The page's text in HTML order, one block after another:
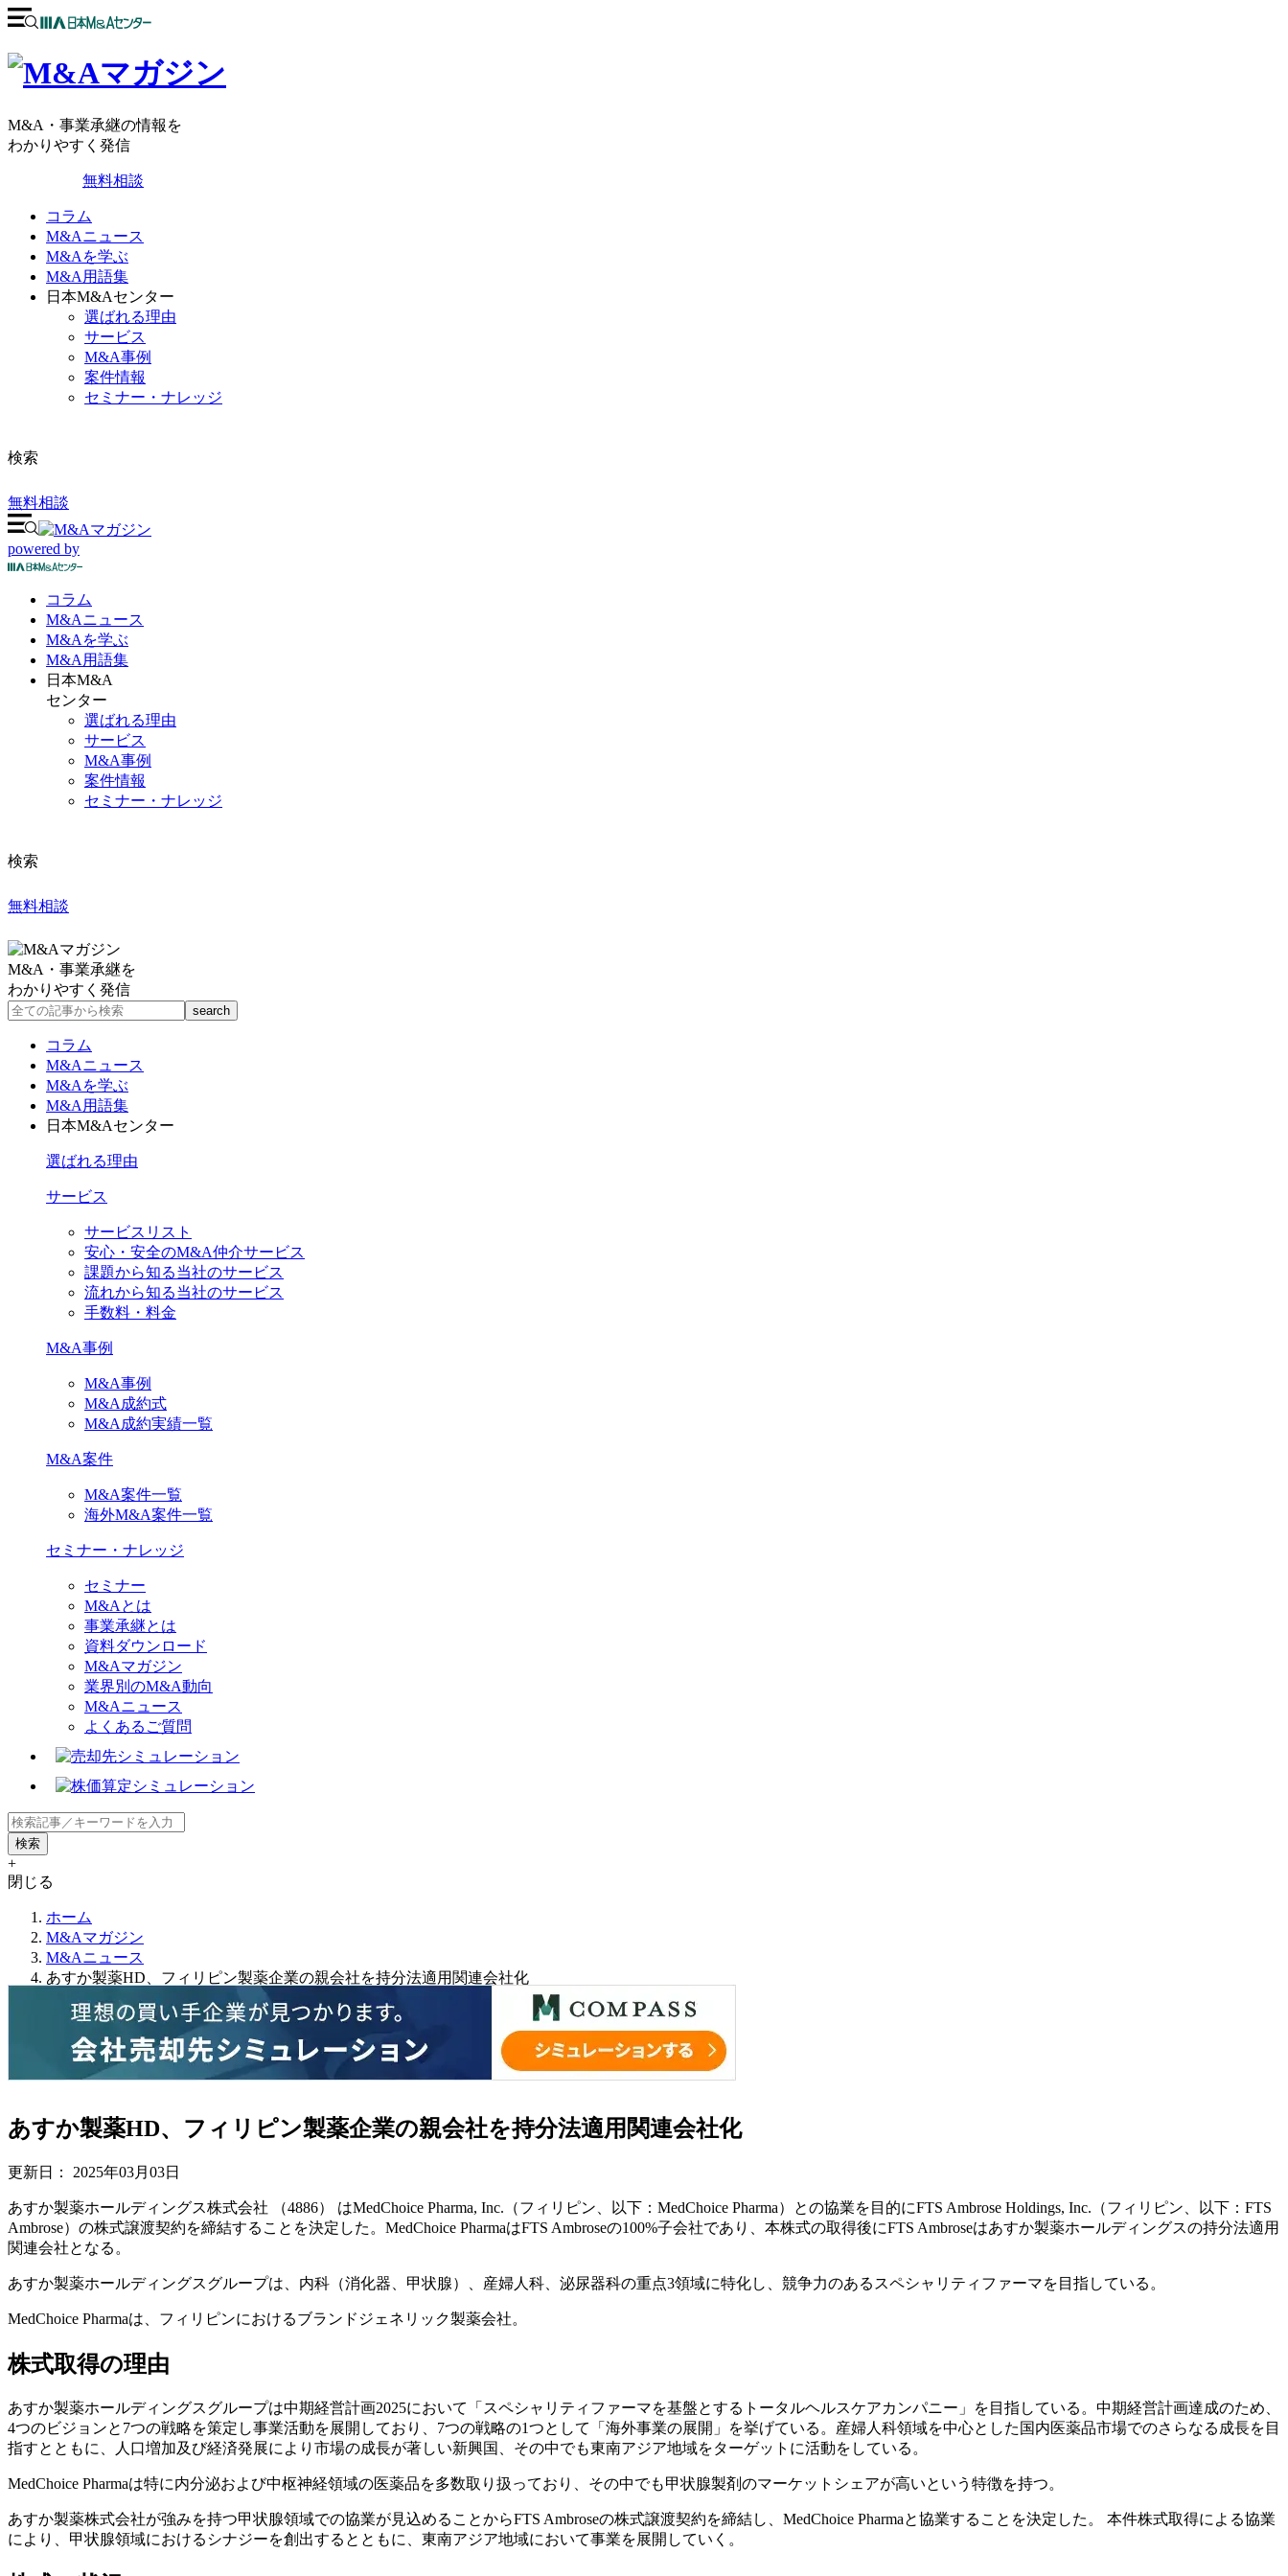
M&A・事業承継の情報を
わかりやすく発信
無料相談
コラム
M&Aニュース
M&Aを学ぶ
M&A用語集
日本M&Aセンター
選ばれる理由
サービス
M&A事例
案件情報
セミナー・ナレッジ
検索
無料相談
powered by
コラム
M&Aニュース
M&Aを学ぶ
M&A 用語集
日本M&A
センター
選ばれる理由
サービス
M&A事例
案件情報
セミナー・ナレッジ
検索
無料相談
M&A・事業承継を
わかりやすく発信
コラム
M&Aニュース
M&Aを学ぶ
M&A用語集
日本M&Aセンター
選ばれる理由
サービス
サービスリスト
安心・安全のM&A仲介サービス
課題から知る当社のサービス
流れから知る当社のサービス
手数料・料金
M&A事例
M&A事例
M&A成約式
M&A成約実績一覧
M&A案件
M&A案件一覧
海外M&A案件一覧
セミナー・ナレッジ
セミナー
M&Aとは
事業承継とは
資料ダウンロード
M&Aマガジン
業界別のM&A動向
M&Aニュース
よくあるご質問
+
閉じる
ホーム
M&Aマガジン
M&Aニュース
あすか製薬HD、フィリピン製薬企業の親会社を持分法適用関連会社化
あすか製薬HD、フィリピン製薬企業の親会社を持分法適用関連会社化
更新日： 2025年03月03日
あすか製薬ホールディングス株式会社 （4886） はMedChoice Pharma, Inc.（フィリピン、以下：MedChoice Pharma）との協業を目的にFTS Ambrose Holdings, Inc.（フィリピン、以下：FTS
Ambrose）の株式譲渡契約を締結することを決定した。MedChoice PharmaはFTS Ambroseの100%子会社であり、本株式の取得後にFTS Ambroseはあすか製薬ホールディングスの持分法適用
関連会社となる。
あすか製薬ホールディングスグループは、内科（消化器、甲状腺）、産婦人科、泌尿器科の重点3領域に特化し、競争力のあるスペシャリティファーマを目指している。
MedChoice Pharmaは、フィリピンにおけるブランドジェネリック製薬会社。
株式取得の理由
あすか製薬ホールディングスグループは中期経営計画2025において「スペシャリティファーマを基盤とするトータルヘルスケアカンパニー」を目指している。中期経営計画達成のため、
4つのビジョンと7つの戦略を策定し事業活動を展開しており、7つの戦略の1つとして「海外事業の展開」を挙げている。産婦人科領域を中心とした国内医薬品市場でのさらなる成長を目
指すとともに、人口増加及び経済発展により市場の成長が著しい新興国、その中でも東南アジア地域をターゲットに活動をしている。
MedChoice Pharmaは特に内分泌および中枢神経領域の医薬品を多数取り扱っており、その中でも甲状腺製剤のマーケットシェアが高いという特徴を持つ。
あすか製薬株式会社が強みを持つ甲状腺領域での協業が見込めることからFTS Ambroseの株式譲渡契約を締結し、MedChoice Pharmaと協業することを決定した。 本件株式取得による協業
により、甲状腺領域におけるシナジーを創出するとともに、東南アジア地域において事業を展開していく。